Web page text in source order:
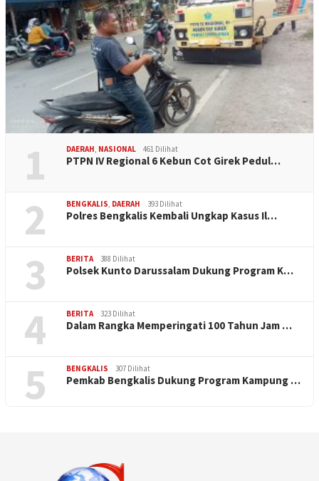
1 DAERAH, NASIONAL 461 Dilihat
PTPN IV Regional 6 Kebun Cot Girek Pedul…
2 BENGKALIS, DAERAH 393 Dilihat
Polres Bengkalis Kembali Ungkap Kasus Il…
3 BERITA 388 Dilihat
Polsek Kunto Darussalam Dukung Program K…
4 BERITA 323 Dilihat
Dalam Rangka Memperingati 100 Tahun Jam …
5 BENGKALIS 307 Dilihat
Pemkab Bengkalis Dukung Program Kampung …